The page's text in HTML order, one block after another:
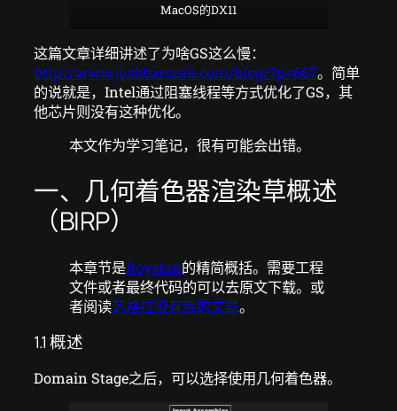
MacOS的DX11
这篇文章详细讲述了为啥GS这么慢：
http://www.joshbarczak.com/blog/?p=667。简单
的说就是，Intel通过阻塞线程等方式优化了GS，其
他芯片则没有这种优化。
本文作为学习笔记，很有可能会出错。
一、几何着色器渲染草概述
（BIRP）
本章节是Roystan的精简概括。需要工程
文件或者最终代码的可以去原文下载。或
者阅读苏格拉没有底的文章。
1.1 概述
Domain Stage之后，可以选择使用几何着色器。